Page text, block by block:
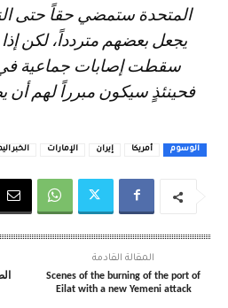
المتحدة ستمضي حقاً حتى
يجعل بعضهم متردداً، لكن
سقطت إصابات جماعية في
فحينئذٍ سيكون مبرراً لهم أن
الوسوم أمريكا إيران الإمارات الخبر
المقالة القادمة
Scenes of the burning of the port of
Eilat with a new Yemeni attack